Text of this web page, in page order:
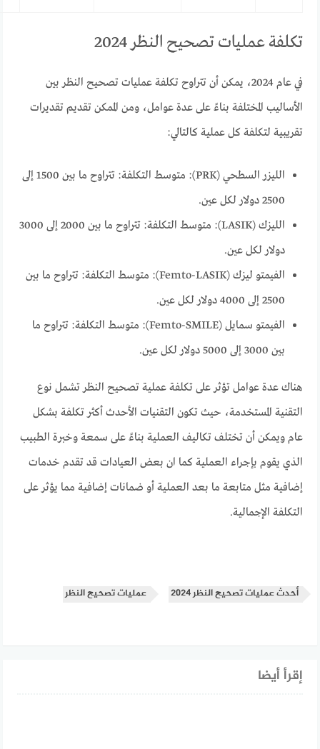
تكلفة عمليات تصحيح النظر 2024
في عام 2024، يمكن أن تتراوح تكلفة عمليات تصحيح النظر بين
الأساليب المختلفة بناءً على عدة عوامل، ومن الممكن تقديم تقديرات
تقريبية لتكلفة كل عملية كالتالي:
الليزر السطحي (PRK): متوسط التكلفة: تتراوح ما بين 1500 إلى
2500 دولار لكل عين.
الليزك (LASIK): متوسط التكلفة: تتراوح ما بين 2000 إلى 3000
دولار لكل عين.
الفيمتو ليزك (Femto-LASIK): متوسط التكلفة: تتراوح ما بين
2500 إلى 4000 دولار لكل عين.
الفيمتو سمايل (Femto-SMILE): متوسط التكلفة: تتراوح ما
بين 3000 إلى 5000 دولار لكل عين.
هناك عدة عوامل تؤثر على تكلفة عملية تصحيح النظر تشمل نوع
التقنية المستخدمة، حيث تكون التقنيات الأحدث أكثر تكلفة بشكل
عام ويمكن أن تختلف تكاليف العملية بناءً على سمعة وخبرة الطبيب
الذي يقوم بإجراء العملية كما ان بعض العيادات قد تقدم خدمات
إضافية مثل متابعة ما بعد العملية أو ضمانات إضافية مما يؤثر على
التكلفة الإجمالية.
أحدث عمليات تصحيح النظر 2024 عمليات تصحيح النظر
إقرأ أيضا